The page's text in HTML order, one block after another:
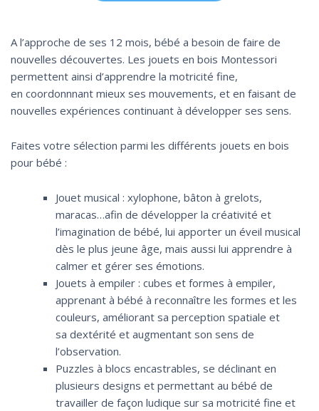
A l’approche de ses 12 mois, bébé a besoin de faire de
nouvelles découvertes. Les jouets en bois Montessori
permettent ainsi d’apprendre la motricité fine,
en coordonnnant mieux ses mouvements, et en faisant de
nouvelles expériences continuant à développer ses sens.
Faites votre sélection parmi les différents jouets en bois
pour bébé :
Jouet musical : xylophone, bâton à grelots,
maracas…afin de développer la créativité et
l’imagination de bébé, lui apporter un éveil musical
dès le plus jeune âge, mais aussi lui apprendre à
calmer et gérer ses émotions.
Jouets à empiler : cubes et formes à empiler,
apprenant à bébé à reconnaître les formes et les
couleurs, améliorant sa perception spatiale et
sa dextérité et augmentant son sens de
l’observation.
Puzzles à blocs encastrables, se déclinant en
plusieurs designs et permettant au bébé de
travailler de façon ludique sur sa motricité fine et